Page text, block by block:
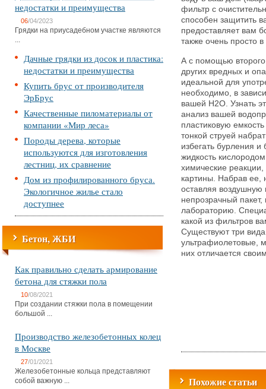
недостатки и преимущества
06/04/2023
Грядки на приусадебном участке являются
...
Дачные грядки из досок и пластика:
недостатки и преимущества
Купить брус от производителя
ЭрБрус
Качественные пиломатериалы от
компании «Мир леса»
Породы дерева, которые
используются для изготовления
лестниц, их сравнение
Дом из профилированного бруса.
Экологичное жилье стало
доступнее
Бетон, ЖБИ
Как правильно сделать армирование
бетона для стяжки пола
10/08/2021
При создании стяжки пола в помещении
большой ...
Производство железобетонных колец
в Москве
27/01/2021
Железобетонные кольца представляют
собой важную ...
фильтр с
способен защитить
предоставляет вам
также очень просто
А с помощью
других вредных и
идеальной для
необходимо, в
вашей H2O. Узнать
анализ вашей
пластиковую
тонкой струей
избегать бурления и
жидкость
химические реакции,
картины. Набрав ее,
оставляя воздушную
непрозрачный
лабораторию.
какой из фильтров
Существуют три
ультрафиолетовые,
них отличается
Похожие статьи